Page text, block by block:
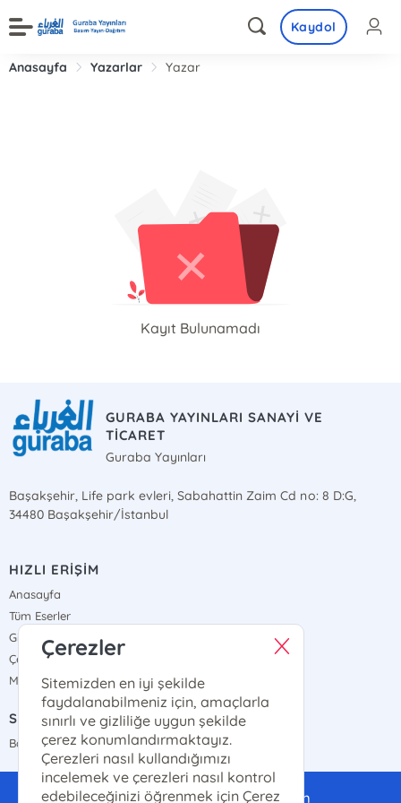
Kaydol
Anasayfa Yazarlar Yazar
Kayıt Bulunamadı
GURABA YAYINLARI SANAYİ VE
TİCARET
Guraba Yayınları
Başakşehir, Life park evleri, Sabahattin Zaim Cd no: 8 D:G,
34480 Başakşehir/İstanbul
HIZLI ERİŞİM
Anasayfa
Tüm Eserler
Gizlilik Sözleşmesi
Çerez Politikası
Mesafeli Satış Sözleşmesi
SATIŞ NOKTALARIMIZ
Bayi Haritamız
gurabayayinlari@gmail.com
Çerezler
Sitemizden en iyi şekilde
faydalanabilmeniz için, amaçlarla
sınırlı ve gizliliğe uygun şekilde
çerez konumlandırmaktayız.
Çerezleri nasıl kullandığımızı
incelemek ve çerezleri nasıl kontrol
edebileceğinizi öğrenmek için Çerez